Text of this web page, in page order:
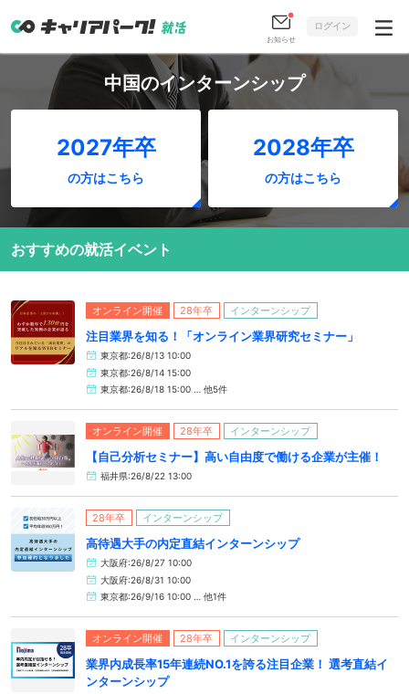
お知らせ
ログイン
中国のインターンシップ
2027年卒
の方はこちら
2028年卒
の方はこちら
おすすめの就活イベント
オンライン開催 28年卒 インターンシップ
注目業界を知る！「オンライン業界研究セミナー」
東京都:26/8/13 10:00
東京都:26/8/14 15:00
東京都:26/8/18 15:00 … 他5件
オンライン開催 28年卒 インターンシップ
【自己分析セミナー】高い自由度で働ける企業が主催！
福井県:26/8/22 13:00
28年卒 インターンシップ
高待遇大手の内定直結インターンシップ
大阪府:26/8/27 10:00
大阪府:26/8/31 10:00
東京都:26/9/16 10:00 … 他1件
オンライン開催 28年卒 インターンシップ
業界内成長率15年連続NO.1を誇る注目企業！ 選考直結イ
ンターンシップ